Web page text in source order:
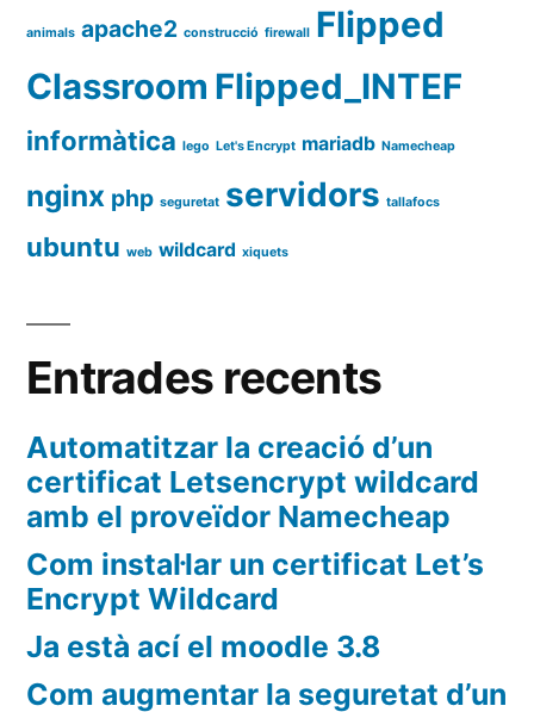
animals apache2 construcció firewall Flipped
Classroom Flipped_INTEF
informàtica lego Let's Encrypt mariadb Namecheap
nginx php seguretat servidors tallafocs
ubuntu web wildcard xiquets
Entrades recents
Automatitzar la creació d’un
certificat Letsencrypt wildcard
amb el proveïdor Namecheap
Com instal·lar un certificat Let’s
Encrypt Wildcard
Ja està ací el moodle 3.8
Com augmentar la seguretat d’un